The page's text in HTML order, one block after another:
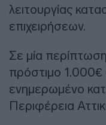
λειτουργίας
επιχειρήσεων.
Σε μία
πρόστιμο 1.000€
ενημερωμένο
Περιφέρεια